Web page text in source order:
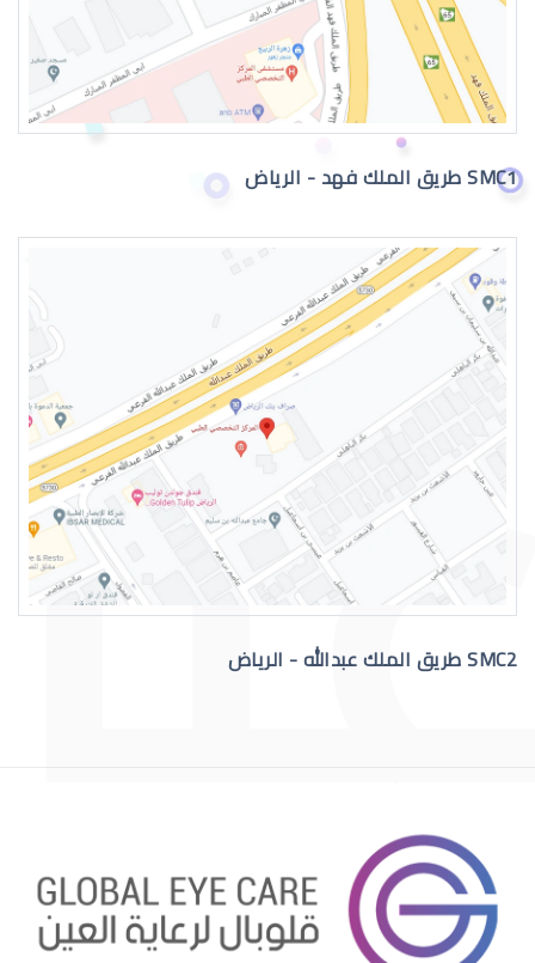
عيون الطفل الرضيع تدمع
حول عيون الاطفال الرضع
التهاب عيون الاطفال الرضع
احمرار عيون الاطفال الرضع
SMC1 طريق الملك فهد - الرياض
SMC2 طريق الملك عبدالله - الرياض